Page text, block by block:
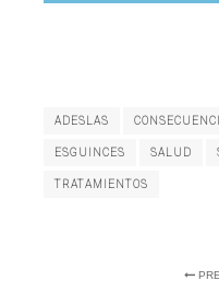
ADESLAS
ESGUINCES SALUD
TRATAMIENTOS